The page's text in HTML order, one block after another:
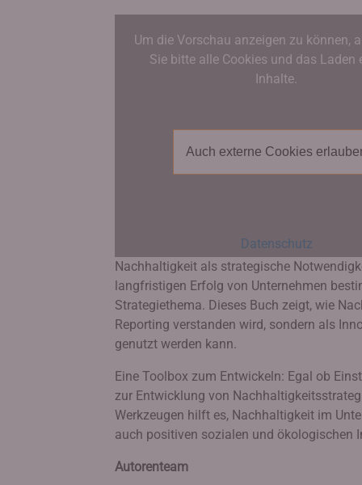
Um die Vorschau anzeigen zu können,
Sie bitte alle Cookies und das Laden
Inhalte.
Auch externe Cookies
Datenschutz
Nachhaltigkeit als strategische
langfristigen Erfolg von Unternehmen
Strategiethema. Dieses Buch zeigt, wie
Reporting verstanden wird, sondern als
genutzt werden kann.
Eine Toolbox zum Entwickeln: Egal ob
zur Entwicklung von
Werkzeugen hilft es, Nachhaltigkeit im
auch positiven sozialen und ökologischen
Autorenteam